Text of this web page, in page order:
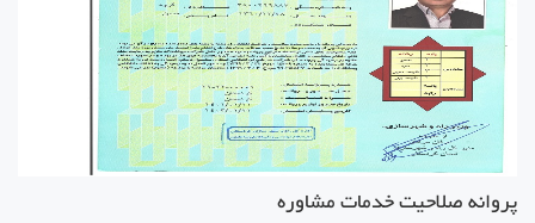
پروانه صلاحیت خدمات مشاوره